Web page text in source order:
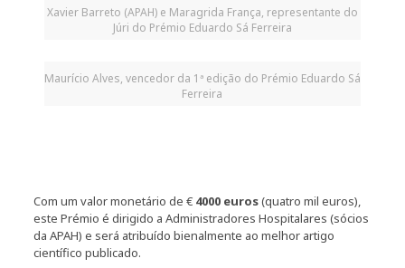
Xavier Barreto (APAH) e Maragrida França, representante do
Júri do Prémio Eduardo Sá Ferreira
Maurício Alves, vencedor da 1ª edição do Prémio Eduardo Sá
Ferreira
Com um valor monetário de €4000 euros(quatro mil euros),
este Prémio é dirigido a Administradores Hospitalares (sócios
da APAH) e será atribuído bienalmente ao melhor artigo
científico publicado.